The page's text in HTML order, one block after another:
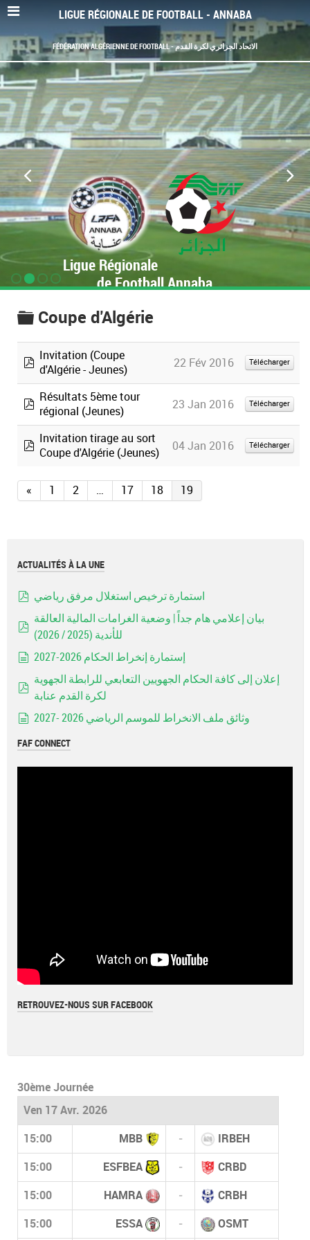
LIGUE RÉGIONALE DE FOOTBALL - ANNABA
FÉDÉRATION ALGÉRIENNE DE FOOTBALL - الاتحاد الجزائري لكرة القدم
Ligue Régionale
de Football Annaba
Coupe d'Algérie
pdf
Invitation (Coupe
d'Algérie - Jeunes)
22 Fév 2016 Télécharger
default
Résultats 5ème tour
régional (Jeunes)
23 Jan 2016 Télécharger
pdf
Invitation tirage au sort
Coupe d'Algérie (Jeunes)
04 Jan 2016 Télécharger
« 1 2 … 17 18 19
ACTUALITÉS À LA UNE
استمارة ترخيص استغلال مرفق رياضي
pdf
بيان إعلامي هام جداً | وضعية الغرامات المالية العالقة
للأندية (2025 / 2026)
إستمارة إنخراط الحكام 2026-2027
pdf
إعلان إلى كافة الحكام الجهويين التعابعي للرابطة الجهوية
لكرة القدم عنابة
وثائق ملف الانخراط للموسم الرياضي 2026 -2027
FAF CONNECT
RETROUVEZ-NOUS SUR FACEBOOK
30ème Journée
Ven 17 Avr. 2026
15:00 MBB - IRBEH
15:00 ESFBEA - CRBD
15:00 HAMRA - CRBH
15:00 ESSA - OSMT